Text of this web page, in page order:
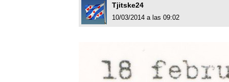
Tjitske24
10/03/2014 a las 09:02